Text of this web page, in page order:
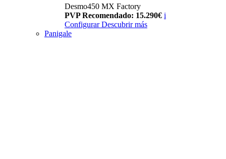
Desmo450 MX Factory
PVP Recomendado: 15.290€ i
Configurar Descubrir más
Panigale